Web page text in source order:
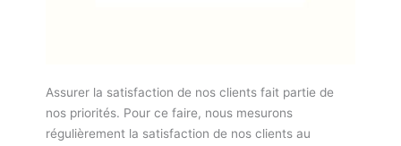
Assurer la satisfaction de nos clients fait partie de
nos priorités. Pour ce faire, nous mesurons
régulièrement la satisfaction de nos clients au